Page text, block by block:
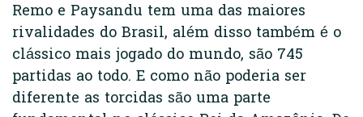
Remo e Paysandu tem uma das maiores
rivalidades do Brasil, além disso também é o
clássico mais jogado do mundo, são 745
partidas ao todo. E como não poderia ser
diferente as torcidas são uma parte